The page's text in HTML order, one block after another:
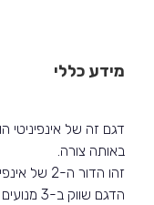
מידע כללי
באותה צורה.
זהו הדור ה-2 של אינפיניטי FX50.